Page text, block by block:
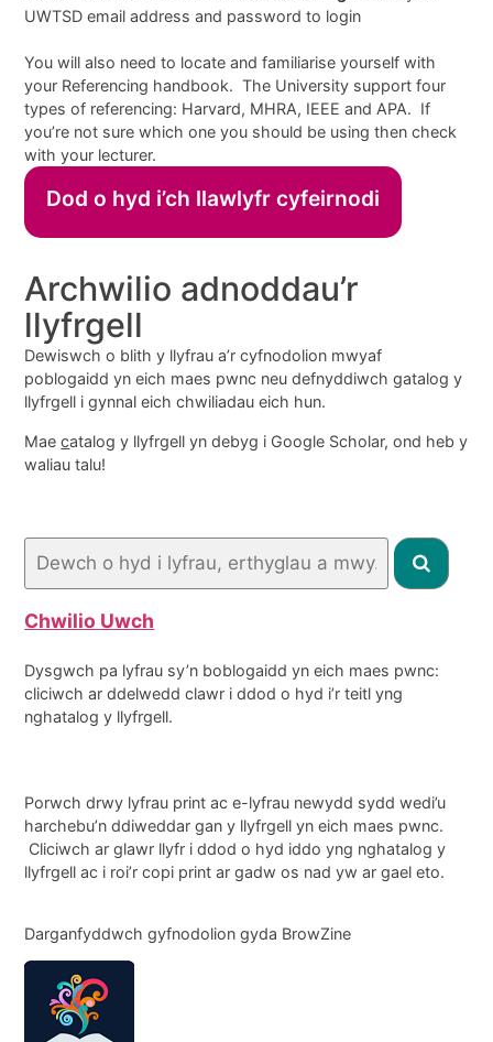
UWTSD email address and password to login
You will also need to locate and familiarise yourself with
your Referencing handbook. The University support four
types of referencing: Harvard, MHRA, IEEE and APA. If
you’re not sure which one you should be using then check
with your lecturer.
Dod o hyd i’ch llawlyfr cyfeirnodi
Archwilio adnoddau’r
llyfrgell
Dewiswch o blith y llyfrau a’r cyfnodolion mwyaf
poblogaidd yn eich maes pwnc neu defnyddiwch gatalog y
llyfrgell i gynnal eich chwiliadau eich hun.
Maecatalog y llyfrgell yn debyg i Google Scholar, ond heb y
waliau talu!
Chwilio Uwch
Dysgwch pa lyfrau sy’n boblogaidd yn eich maes pwnc:
cliciwch ar ddelwedd clawr i ddod o hyd i’r teitl yng
nghatalog y llyfrgell.
Porwch drwy lyfrau print ac e-lyfrau newydd sydd wedi’u
harchebu’n ddiweddar gan y llyfrgell yn eich maes pwnc.
Cliciwch ar glawr llyfr i ddod o hyd iddo yng nghatalog y
llyfrgell ac i roi’r copi print ar gadw os nad yw ar gael eto.
Darganfyddwch gyfnodolion gyda BrowZine